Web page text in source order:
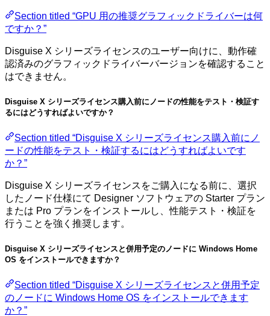
Section titled “GPU 用の推奨グラフィックドライバーは何
ですか？”
Disguise X シリーズライセンスのユーザー向けに、動作確
認済みのグラフィックドライバーバージョンを確認すること
はできません。
Disguise X シリーズライセンス購入前にノードの性能をテスト・検証す
るにはどうすればよいですか？
Section titled “Disguise X シリーズライセンス購入前にノ
ードの性能をテスト・検証するにはどうすればよいです
か？”
Disguise X シリーズライセンスをご購入になる前に、選択
したノード仕様にて Designer ソフトウェアの Starter プラン
または Pro プランをインストールし、性能テスト・検証を
行うことを強く推奨します。
Disguise X シリーズライセンスと併用予定のノードに Windows Home
OS をインストールできますか？
Section titled “Disguise X シリーズライセンスと併用予定
のノードに Windows Home OS をインストールできます
か？”